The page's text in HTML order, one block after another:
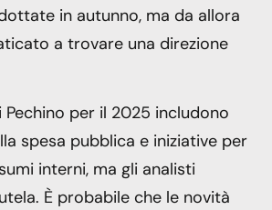
in autunno, ma da allora
a trovare una direzione
Pechino per il 2025 includono
spesa pubblica e iniziative per
interni, ma gli analisti
È probabile che le novità